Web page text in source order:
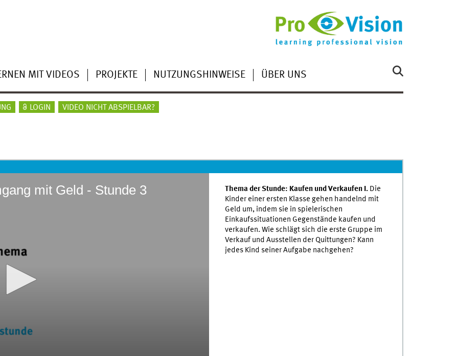
MIT VIDEOS PROJEKTE NUTZUNGSHINWEISE ÜBER UNS
LOGIN VIDEO NICHT ABSPIELBAR?
mit Geld - Stunde 3 Thema der Stunde: Kaufen und Verkaufen I. Die
Kinder einer ersten Klasse gehen handelnd mit
Geld um, indem sie in spielerischen
Einkaufssituationen Gegenstände kaufen und
verkaufen. Wie schlägt sich die erste Gruppe im
Verkauf und Ausstellen der Quittungen? Kann
jedes Kind seiner Aufgabe nachgehen?